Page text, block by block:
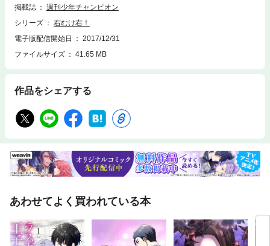
掲載誌
週刊少年チャンピオン
シリーズ
右むけ右！
電子版配信開始日
2017/12/31
ファイルサイズ
41.65 MB
作品をシェアする
あわせてよく買われている本